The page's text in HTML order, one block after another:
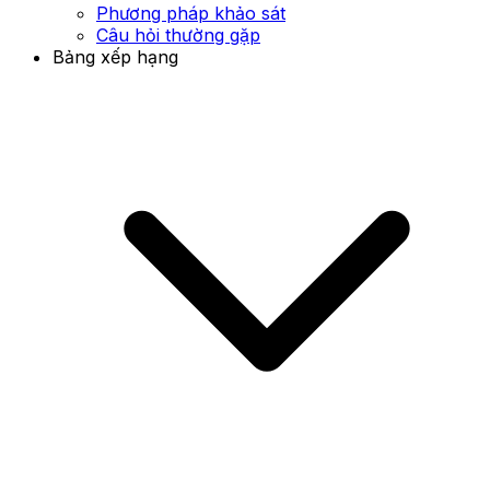
Phương pháp khảo sát
Câu hỏi thường gặp
Bảng xếp hạng